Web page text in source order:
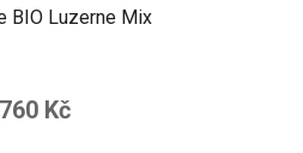
BIO Luzerne Mix
760 Kč